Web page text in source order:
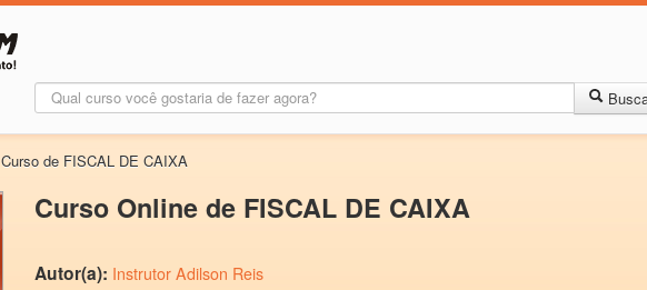
Curso de FISCAL DE CAIXA
Curso Online de FISCAL DE CAIXA
Autor(a): Instrutor Adilson Reis